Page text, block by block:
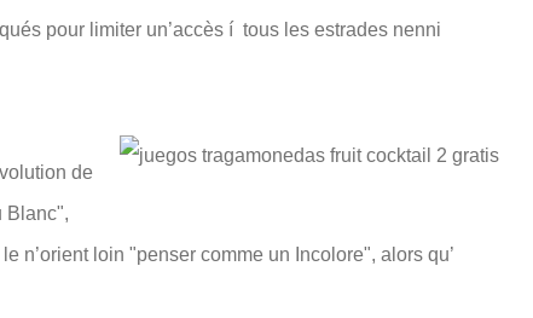
pour limiter un’accès í tous les estrades nenni
de
Blanc",
n’orient loin "penser comme un Incolore", alors qu’